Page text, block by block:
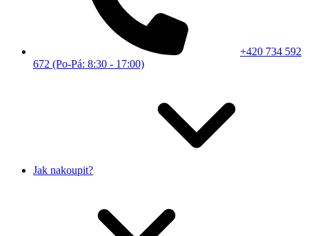
+420 734 592
672 (Po-Pá: 8:30 - 17:00)
Jak nakoupit?